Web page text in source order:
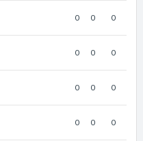
0 0 0
0 0 0
0 0 0
0 0 0